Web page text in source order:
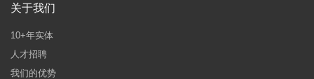
关于我们
10+年实体
人才招聘
我们的优势